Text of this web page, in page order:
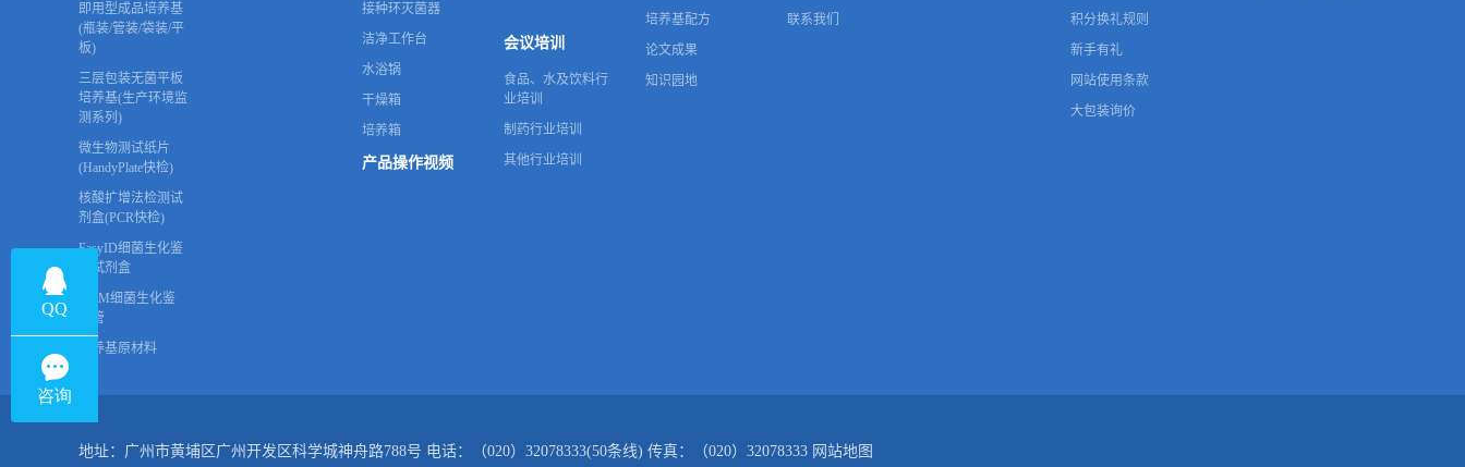
即用型成品培养基
(瓶装/管装/袋装/平
板)
三层包装无菌平板
培养基(生产环境监
测系列)
微生物测试纸片
(HandyPlate快检)
核酸扩增法检测试
剂盒(PCR快检)
EasyID细菌生化鉴
定试剂盒
HKM细菌生化鉴
定管
培养基原材料
接种环灭菌器
洁净工作台
水浴锅
干燥箱
培养箱
产品操作视频
会议培训
食品、水及饮料行
业培训
制药行业培训
其他行业培训
培养基配方
论文成果
知识园地
联系我们
积分换礼规则
新手有礼
网站使用条款
大包装询价
地址：广州市黄埔区广州开发区科学城神舟路788号 电话：（020）32078333(50条线) 传真：（020）32078333 网站地图